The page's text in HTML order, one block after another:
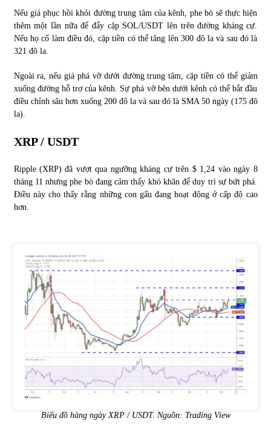
Nếu giá phục hồi khỏi đường trung tâm của kênh, phe bò sẽ thực hiện
thêm một lần nữa để đẩy cặp SOL/USDT lên trên đường kháng cự.
Nếu họ cố làm điều đó, cặp tiền có thể tăng lên 300 đô la và sau đó là
321 đô la.
Ngoài ra, nếu giá phá vỡ dưới đường trung tâm, cặp tiền có thể giảm
xuống đường hỗ trợ của kênh. Sự phá vỡ bên dưới kênh có thể bắt đầu
điều chỉnh sâu hơn xuống 200 đô la và sau đó là SMA 50 ngày (175 đô
la).
XRP / USDT
Ripple (XRP) đã vượt qua ngưỡng kháng cự trên $ 1,24 vào ngày 8
tháng 11 nhưng phe bò đang cảm thấy khó khăn để duy trì sự bứt phá.
Điều này cho thấy rằng những con gấu đang hoạt động ở cấp độ cao
hơn.
Biểu đồ hàng ngày XRP / USDT. Nguồn: Trading View